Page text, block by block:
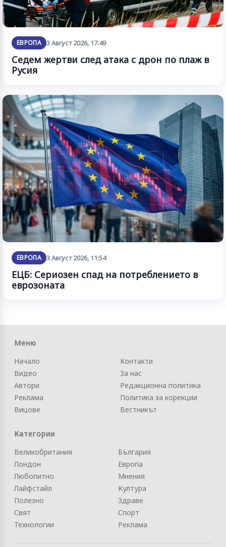
ЕВРОПА 3 Август 2026, 17:49
Седем жертви след атака с дрон по плаж в
Русия
ЕВРОПА 3 Август 2026, 11:54
ЕЦБ: Сериозен спад на потреблението в
еврозоната
Меню
Начало
Видео
Автори
Реклама
Вицове
Контакти
За нас
Редакционна политика
Политика за корекции
Вестникът
Категории
Великобритания
Лондон
Любопитно
Лайфстайл
Полезно
Свят
Технологии
България
Европа
Мнения
Култура
Здраве
Спорт
Реклама